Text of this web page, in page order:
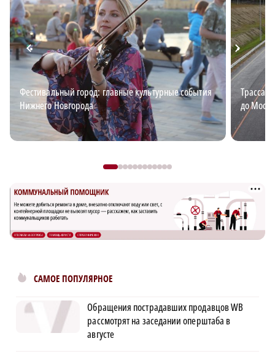
Фестивальный город: главные культурные события
Нижнего Новгорода
Трасса
до
САМОЕ ПОПУЛЯРНОЕ
Обращения пострадавших продавцов WB
рассмотрят на заседании оперштаба в
августе